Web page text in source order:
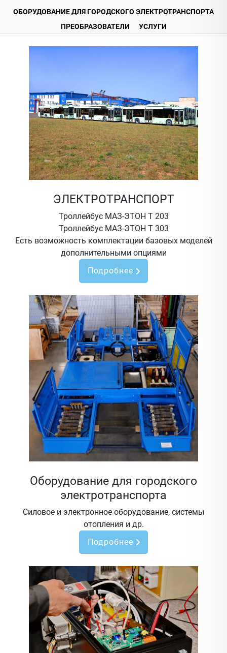
ОБОРУДОВАНИЕ ДЛЯ ГОРОДСКОГО ЭЛЕКТРОТРАНСПОРТА
ПРЕОБРАЗОВАТЕЛИ
УСЛУГИ
ЭЛЕКТРОТРАНСПОРТ
Троллейбус МАЗ-ЭТОН Т 203
Троллейбус МАЗ-ЭТОН Т 303
Есть возможность комплектации базовых моделей
дополнительными опциями
Подробнее
Оборудование для городского
электротранспорта
Силовое и электронное оборудование, системы
отопления и др.
Подробнее